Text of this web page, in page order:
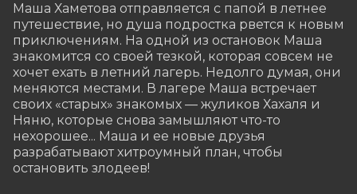
Маша Хаметова отправляется с папой в летнее
путешествие, но душа подростка рвется к новым
приключениям. На одной из остановок Маша
знакомится со своей тезкой, которая совсем не
хочет ехать в летний лагерь. Недолго думая, они
меняются местами. В лагере Маша встречает
своих «старых» знакомых — жуликов Хахаля и
Няню, которые снова замышляют что-то
нехорошее... Маша и ее новые друзья
разрабатывают хитроумный план, чтобы
остановить злодеев!